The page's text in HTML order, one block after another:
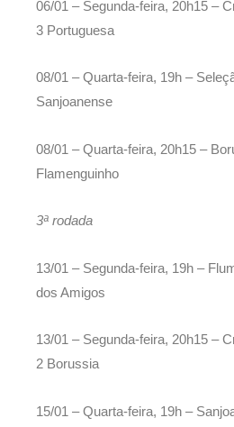
06/01 – Segunda-feira, 20h15 –
3 Portuguesa
08/01 – Quarta-feira, 19h –
Sanjoanense
08/01 – Quarta-feira, 20h15 –
Flamenguinho
3ª rodada
13/01 – Segunda-feira, 19h –
dos Amigos
13/01 – Segunda-feira, 20h15 –
2 Borussia
15/01 – Quarta-feira, 19h –